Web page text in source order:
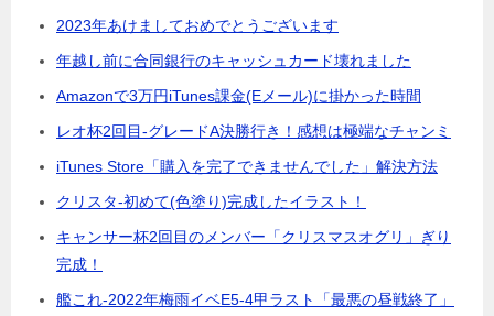
2023年あけましておめでとうございます
年越し前に合同銀行のキャッシュカード壊れました
Amazonで3万円iTunes課金(Eメール)に掛かった時間
レオ杯2回目-グレードA決勝行き！感想は極端なチャンミ
iTunes Store「購入を完了できませんでした」解決方法
クリスタ-初めて(色塗り)完成したイラスト！
キャンサー杯2回目のメンバー「クリスマスオグリ」ぎり
完成！
艦これ-2022年梅雨イベE5-4甲ラスト「最悪の昼戦終了」